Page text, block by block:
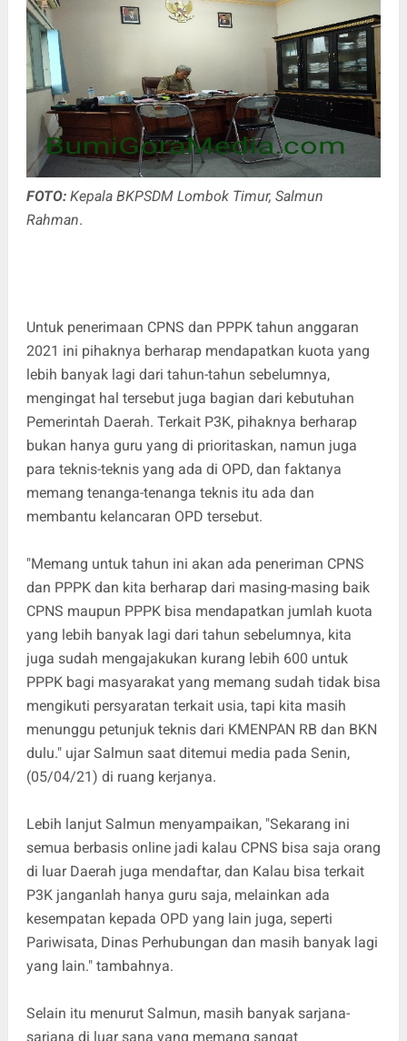
FOTO: Kepala BKPSDM Lombok Timur, Salmun
Rahman.
Untuk penerimaan CPNS dan PPPK tahun anggaran
2021 ini pihaknya berharap mendapatkan kuota yang
lebih banyak lagi dari tahun-tahun sebelumnya,
mengingat hal tersebut juga bagian dari kebutuhan
Pemerintah Daerah. Terkait P3K, pihaknya berharap
bukan hanya guru yang di prioritaskan, namun juga
para teknis-teknis yang ada di OPD, dan faktanya
memang tenanga-tenanga teknis itu ada dan
membantu kelancaran OPD tersebut.
"Memang untuk tahun ini akan ada peneriman CPNS
dan PPPK dan kita berharap dari masing-masing baik
CPNS maupun PPPK bisa mendapatkan jumlah kuota
yang lebih banyak lagi dari tahun sebelumnya, kita
juga sudah mengajakukan kurang lebih 600 untuk
PPPK bagi masyarakat yang memang sudah tidak bisa
mengikuti persyaratan terkait usia, tapi kita masih
menunggu petunjuk teknis dari KMENPAN RB dan BKN
dulu." ujar Salmun saat ditemui media pada Senin,
(05/04/21) di ruang kerjanya.
Lebih lanjut Salmun menyampaikan, "Sekarang ini
semua berbasis online jadi kalau CPNS bisa saja orang
di luar Daerah juga mendaftar, dan Kalau bisa terkait
P3K janganlah hanya guru saja, melainkan ada
kesempatan kepada OPD yang lain juga, seperti
Pariwisata, Dinas Perhubungan dan masih banyak lagi
yang lain." tambahnya.
Selain itu menurut Salmun, masih banyak sarjana-
sarjana di luar sana yang memang sangat